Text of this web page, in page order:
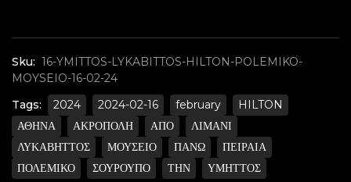
Sku: 16-YMITTOS-LYKABITTOS-HILTON-POLEMIKO-
MOYSEIO-16-02-24
Tags:
2024 2024-02-16 february
HILTON
ΑΘΗΝΑ
ΑΚΡΟΠΟΛΗ ΑΠΟ
ΛΙΜΑΝΙ
ΛΥΚΑΒΗΤΤΟΣ
ΜΟΥΣΕΙΟ ΠΑΝΩ
ΠΕΙΡΑΙΑ
ΠΟΛΕΜΙΚΟ
ΣΟΥΡΟΥΠΟ ΤΗΝ ΥΜΗΤΤΟΣ